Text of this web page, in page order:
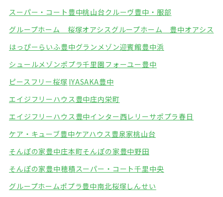
スーパー・コート豊中桃山台クルーヴ豊中・服部
グループホーム 桜塚オアシス グループホーム 豊中オアシス
はっぴーらいふ豊中グランメゾン迎賓館豊中浜
シュールメゾンポプラ千里園 フォーユー豊中
ピースフリー桜塚 IYASAKA豊中
エイジフリーハウス豊中庄内栄町
エイジフリーハウス豊中インター西レリーサポプラ春日
ケア・キューブ豊中ケアハウス豊泉家桃山台
そんぽの家豊中庄本町そんぽの家豊中野田
そんぽの家豊中穂積スーパー・コート千里中央
グループホームポプラ豊中南北桜塚しんせい